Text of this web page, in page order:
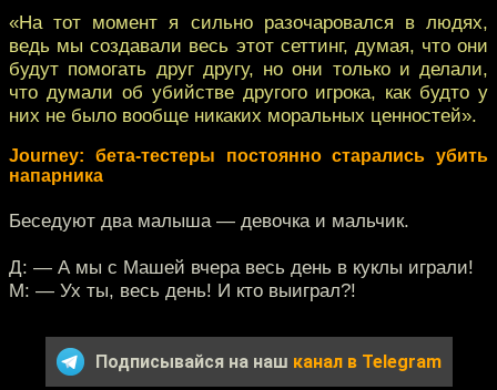
«На тот момент я сильно разочаровался в людях,
ведь мы создавали весь этот сеттинг, думая, что они
будут помогать друг другу, но они только и делали,
что думали об убийстве другого игрока, как будто у
них не было вообще никаких моральных ценностей».
Journey: бета-тестеры постоянно старались убить
напарника
Беседуют два малыша — девочка и мальчик.
Д: — А мы с Машей вчера весь день в куклы играли!
М: — Ух ты, весь день! И кто выиграл?!
Подписывайся на наш канал в Telegram